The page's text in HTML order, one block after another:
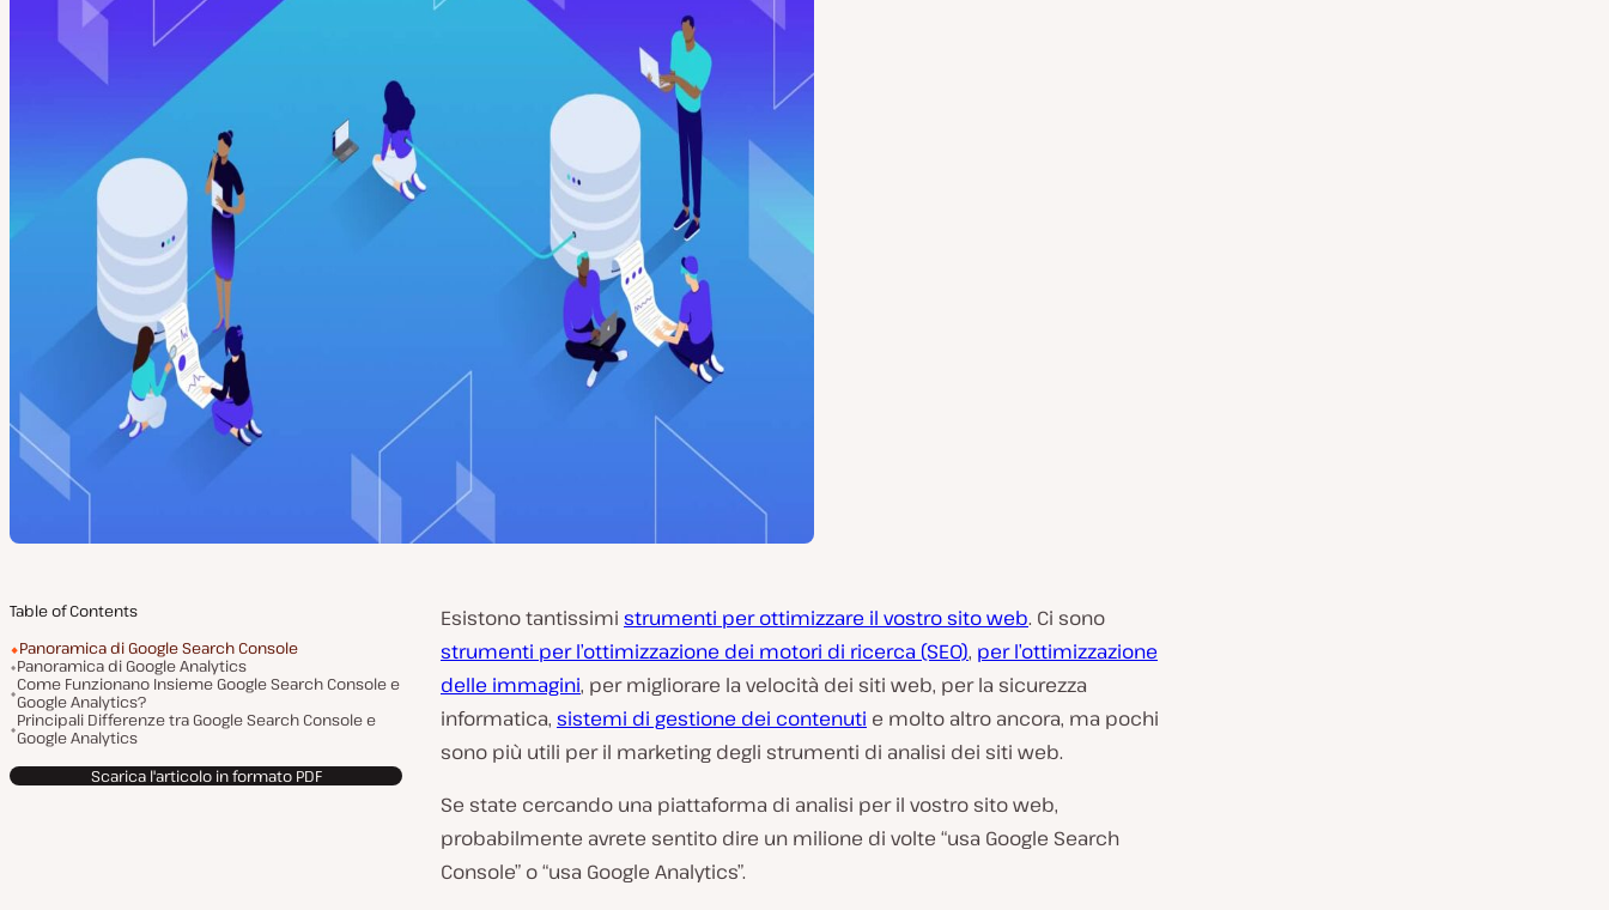
Table of Contents
Panoramica di Google Search Console
Panoramica di Google Analytics
Come Funzionano Insieme Google Search Console e
Google Analytics?
Principali Differenze tra Google Search Console e
Google Analytics
Scarica l'articolo in formato PDF
Esistono tantissimi strumenti per ottimizzare il vostro sito web. Ci sono
strumenti per l’ottimizzazione dei motori di ricerca (SEO), per l’ottimizzazione
delle immagini, per migliorare la velocità dei siti web, per la sicurezza
informatica, sistemi di gestione dei contenuti e molto altro ancora, ma pochi
sono più utili per il marketing degli strumenti di analisi dei siti web.
Se state cercando una piattaforma di analisi per il vostro sito web,
probabilmente avrete sentito dire un milione di volte “usa Google Search
Console” o “usa Google Analytics”.